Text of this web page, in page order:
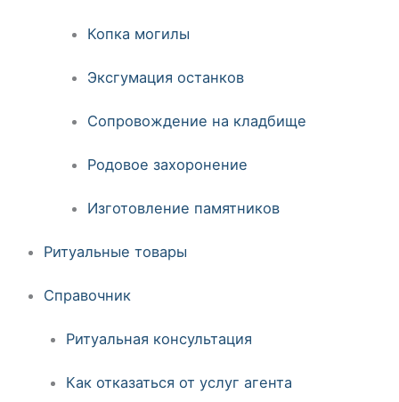
Копка могилы
Эксгумация останков
Сопровождение на кладбище
Родовое захоронение
Изготовление памятников
Ритуальные товары
Справочник
Ритуальная консультация
Как отказаться от услуг агента